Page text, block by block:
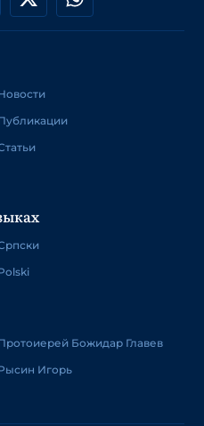
Божидар Главев
Игорь